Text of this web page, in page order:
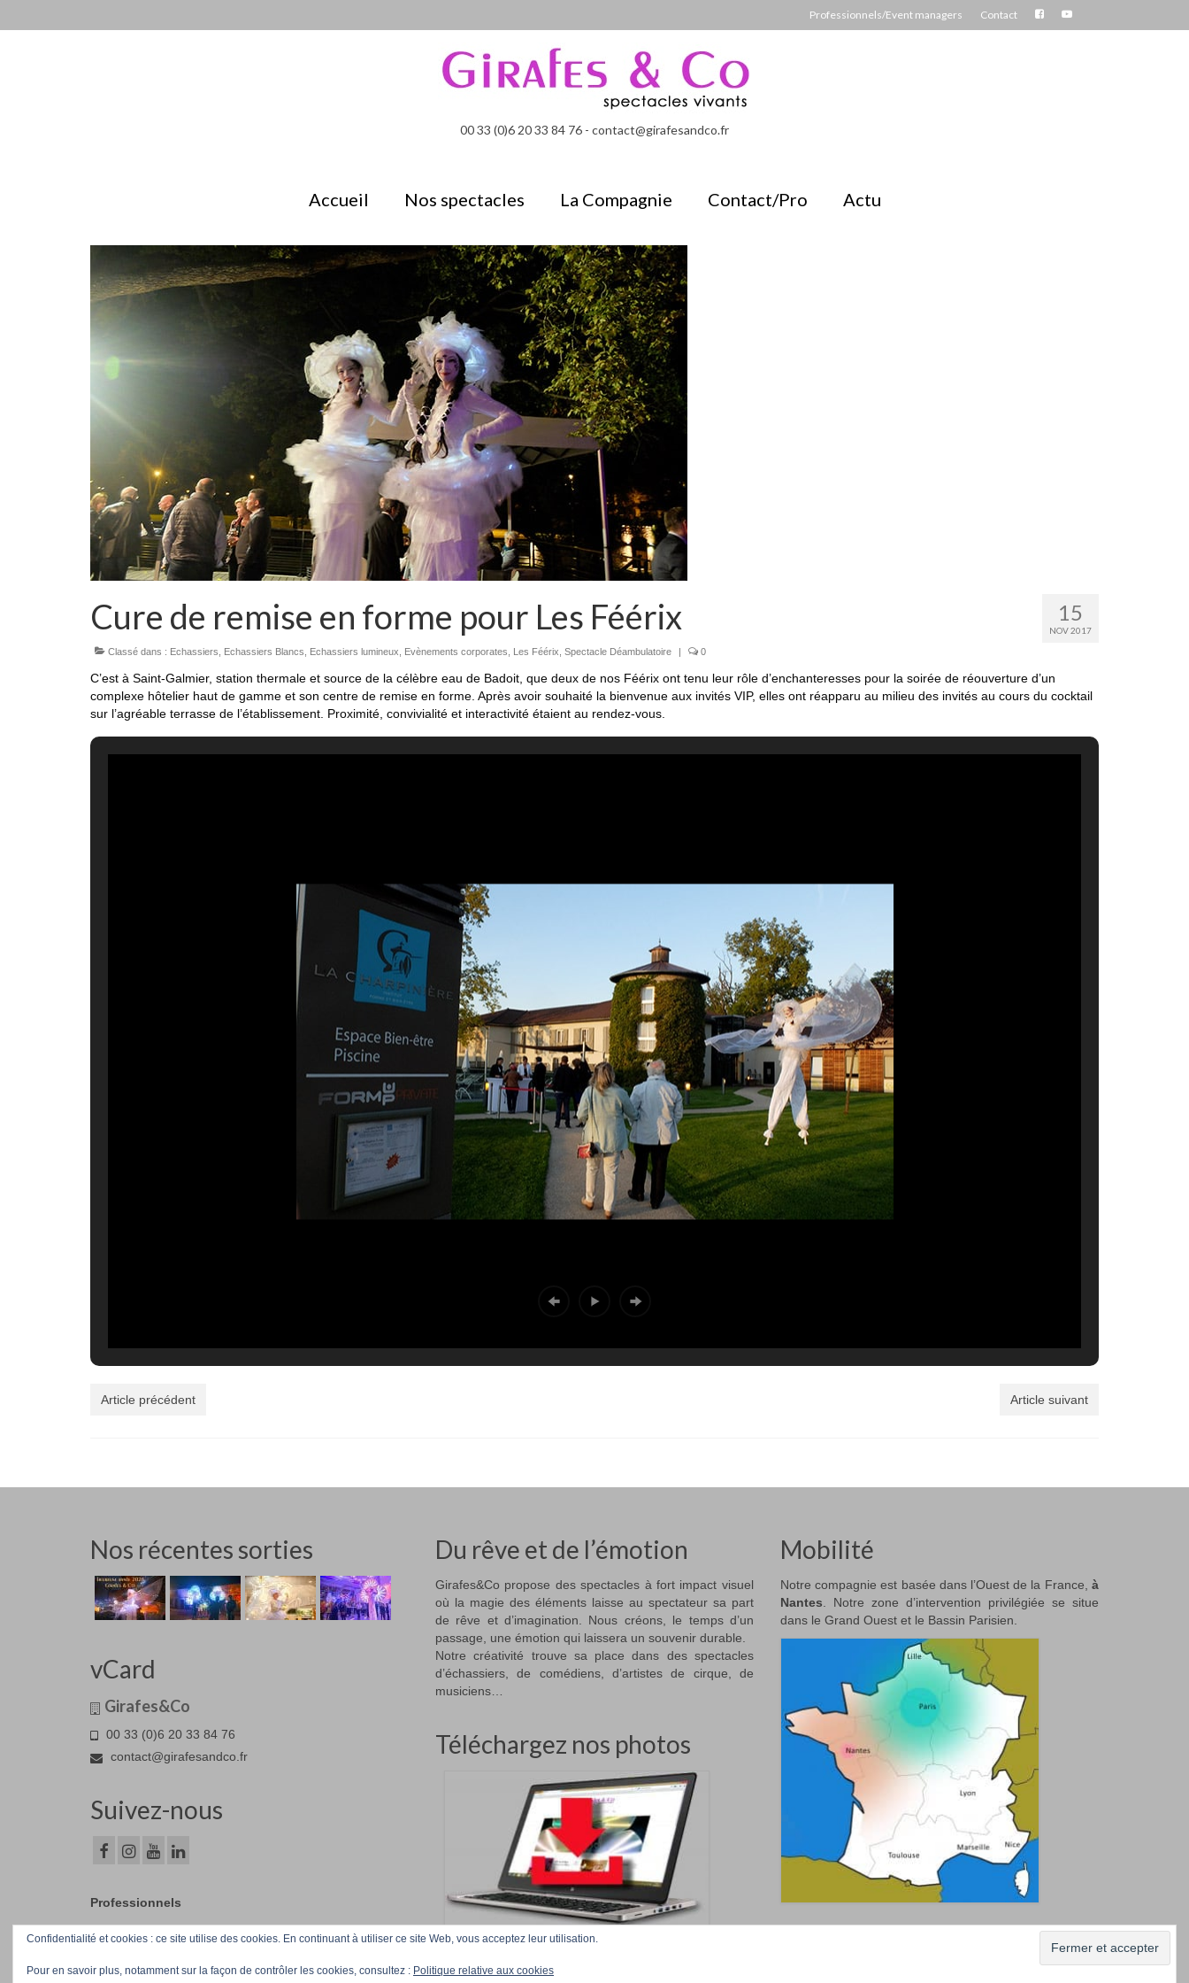
Professionnels/Event managers Contact
00 33 (0)6 20 33 84 76 - contact@girafesandco.fr
Accueil Nos spectacles La Compagnie Contact/Pro Actu
15
NOV 2017
Cure de remise en forme pour Les Féérix
Classé dans : Echassiers Echassiers Blancs Echassiers lumineux Evènements corporates Les Féérix Spectacle Déambulatoire | 0
C’est à Saint-Galmier, station thermale et source de la célèbre eau de Badoit, que deux de nos Féérix ont tenu leur rôle d’enchanteresses pour la soirée de réouverture d’un
complexe hôtelier haut de gamme et son centre de remise en forme. Après avoir souhaité la bienvenue aux invités VIP, elles ont réapparu au milieu des invités au cours du cocktail
sur l’agréable terrasse de l’établissement. Proximité, convivialité et interactivité étaient au rendez-vous.
Article précédent Article suivant
Nos récentes sorties
vCard
Girafes&Co
00 33 (0)6 20 33 84 76
contact@girafesandco.fr
Suivez-nous
Professionnels
Du rêve et de l’émotion
Girafes&Co propose des spectacles à fort impact visuel
où la magie des éléments laisse au spectateur sa part
de rêve et d’imagination. Nous créons, le temps d’un
passage, une émotion qui laissera un souvenir durable.
Notre créativité trouve sa place dans des spectacles
d’échassiers, de comédiens, d’artistes de cirque, de
musiciens…
Téléchargez nos photos
Mobilité
Notre compagnie est basée dans l’Ouest de la France, à
Nantes. Notre zone d’intervention privilégiée se situe
dans le Grand Ouest et le Bassin Parisien.
La Compagnie
© Girafes&Co 2026
Confidentialité et cookies : ce site utilise des cookies. En continuant à utiliser ce site Web, vous acceptez leur utilisation.
Pour en savoir plus, notamment sur la façon de contrôler les cookies, consultez : Politique relative aux cookies